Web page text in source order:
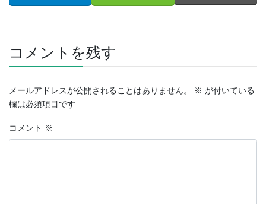
コメントを残す
メールアドレスが公開されることはありません。 ※ が付いている
欄は必須項目です
コメント ※